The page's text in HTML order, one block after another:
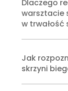
Dlaczego
warsztacie
w trwałość
Jak
skrzyni